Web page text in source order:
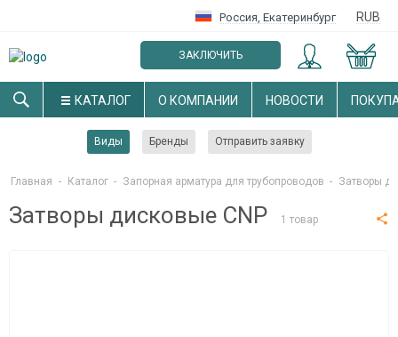
Россия, Екатеринбург RUB
ЗАКЛЮЧИТЬ
ОПТОВЫЙ ДОГОВОР
КАТАЛОГ О КОМПАНИИ НОВОСТИ
Виды Бренды Отправить заявку
Главная - Каталог - Запорная арматура для трубопроводов - Затворы
Затворы дисковые CNP 1 товар